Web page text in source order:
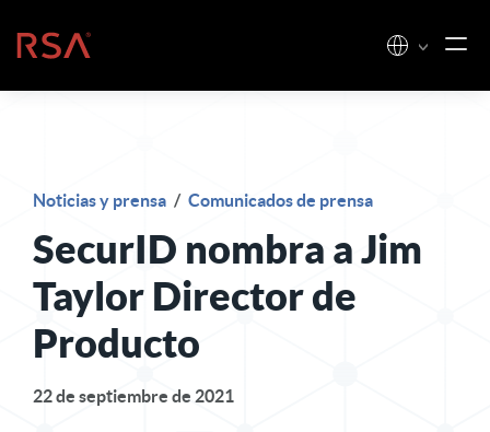
Inicio
Noticias y prensa / Comunicados de prensa
SecurID nombra a Jim
Taylor Director de
Producto
22 de septiembre de 2021